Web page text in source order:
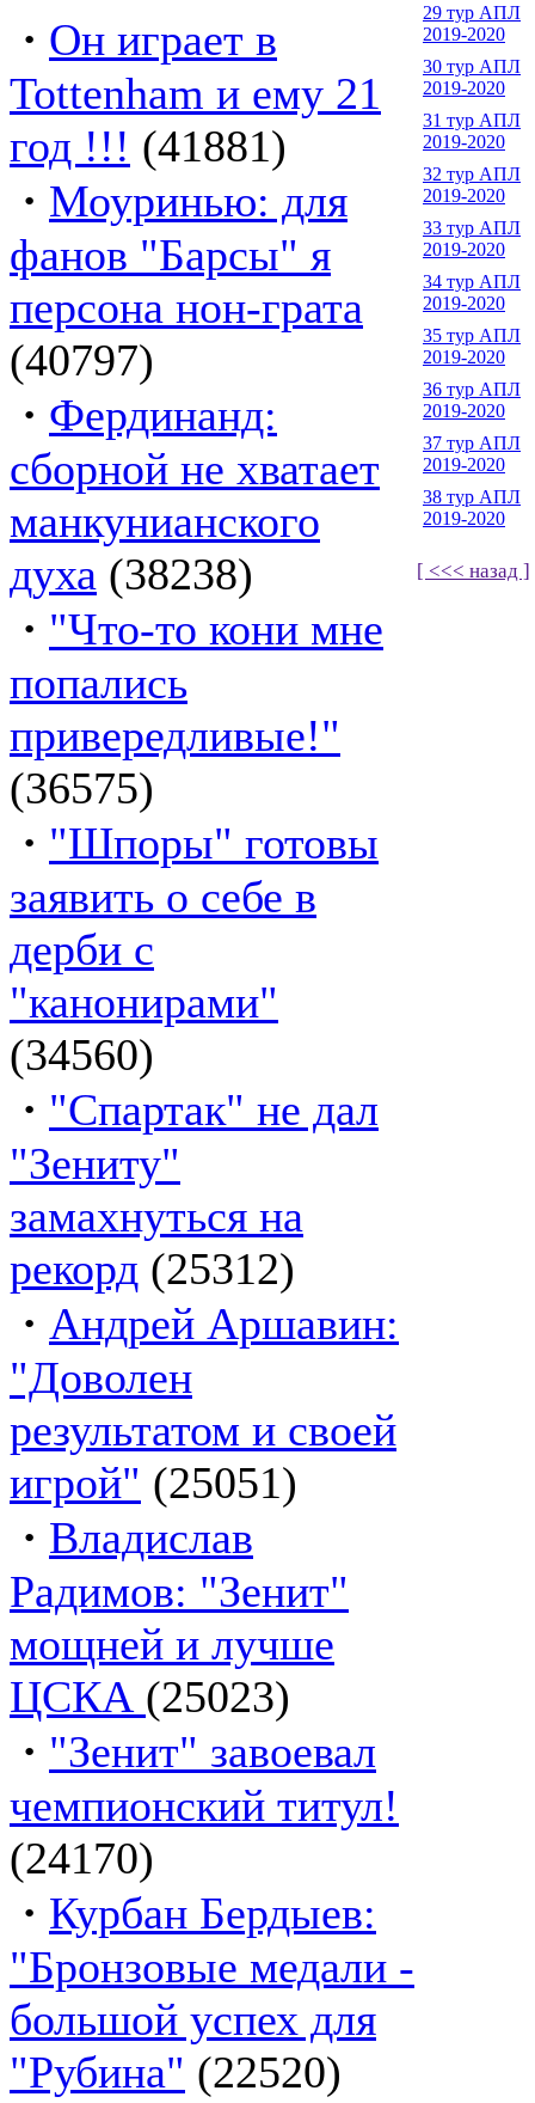
· Он играет в
Tottenham и ему 21
год !!! (41881)
· Моуринью: для
фанов "Барсы" я
персона нон-грата
(40797)
· Фердинанд:
сборной не хватает
манкунианского
духа (38238)
· "Что-то кони мне
попались
привередливые!"
(36575)
· "Шпоры" готовы
заявить о себе в
дерби с
"канонирами"
(34560)
· "Спартак" не дал
"Зениту"
замахнуться на
рекорд (25312)
· Андрей Аршавин:
"Доволен
результатом и своей
игрой" (25051)
· Владислав
Радимов: "Зенит"
мощней и лучше
ЦСКА (25023)
· "Зенит" завоевал
чемпионский титул!
(24170)
· Курбан Бердыев:
"Бронзовые медали -
большой успех для
"Рубина" (22520)
29 тур АПЛ
2019-2020
30 тур АПЛ
2019-2020
31 тур АПЛ
2019-2020
32 тур АПЛ
2019-2020
33 тур АПЛ
2019-2020
34 тур АПЛ
2019-2020
35 тур АПЛ
2019-2020
36 тур АПЛ
2019-2020
37 тур АПЛ
2019-2020
38 тур АПЛ
2019-2020
[ <<< назад ]